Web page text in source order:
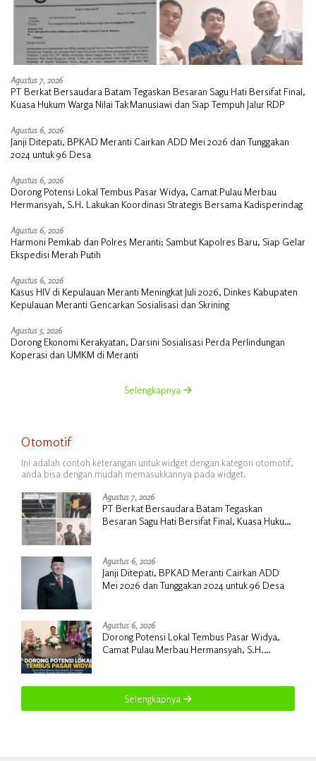
Agustus 7, 2026
PT Berkat Bersaudara Batam Tegaskan Besaran Sagu Hati Bersifat Final,
Kuasa Hukum Warga Nilai Tak Manusiawi dan Siap Tempuh Jalur RDP
Agustus 6, 2026
Janji Ditepati, BPKAD Meranti Cairkan ADD Mei 2026 dan Tunggakan
2024 untuk 96 Desa
Agustus 6, 2026
Dorong Potensi Lokal Tembus Pasar Widya, Camat Pulau Merbau
Hermansyah, S.H. Lakukan Koordinasi Strategis Bersama Kadisperindag
Agustus 6, 2026
Harmoni Pemkab dan Polres Meranti: Sambut Kapolres Baru, Siap Gelar
Ekspedisi Merah Putih
Agustus 6, 2026
Kasus HIV di Kepulauan Meranti Meningkat Juli 2026, Dinkes Kabupaten
Kepulauan Meranti Gencarkan Sosialisasi dan Skrining
Agustus 5, 2026
Dorong Ekonomi Kerakyatan, Darsini Sosialisasi Perda Perlindungan
Koperasi dan UMKM di Meranti
Selengkapnya
Otomotif
Ini adalah contoh keterangan untuk widget dengan kategori otomotif,
anda bisa dengan mudah memasukkannya pada widget.
Agustus 7, 2026
PT Berkat Bersaudara Batam Tegaskan
Besaran Sagu Hati Bersifat Final, Kuasa Hukum
Agustus 6, 2026
Janji Ditepati, BPKAD Meranti Cairkan ADD
Mei 2026 dan Tunggakan 2024 untuk 96 Desa
Agustus 6, 2026
Dorong Potensi Lokal Tembus Pasar Widya,
Camat Pulau Merbau Hermansyah, S.H.
Selengkapnya